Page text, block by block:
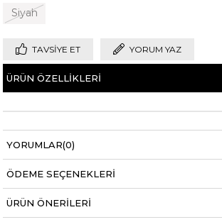
Siyah
TAVSIYE ET YORUM YAZ
ÜRÜN ÖZELLIKLERI
YORUMLAR(0)
ÖDEME SEÇENEKLERI
ÜRÜN ÖNERILERI